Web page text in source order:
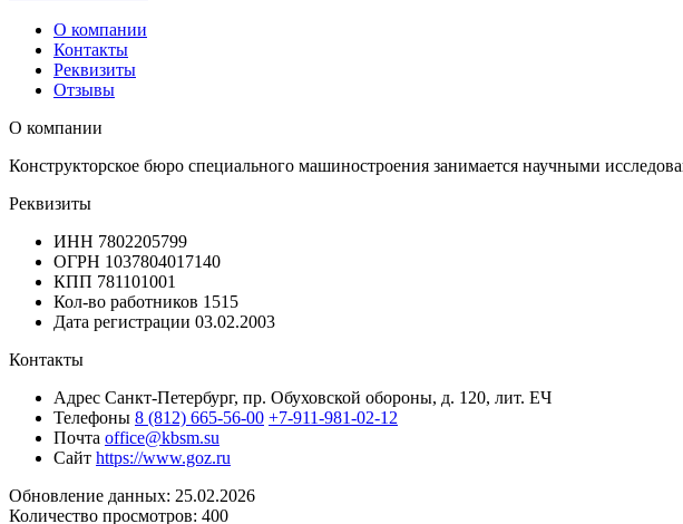
О компании
Контакты
Реквизиты
Отзывы
О компании
Конструкторское бюро специального машиностроения занимается научными
Реквизиты
ИНН 7802205799
ОГРН 1037804017140
КПП 781101001
Кол-во работников 1515
Дата регистрации 03.02.2003
Контакты
Адрес Санкт-Петербург, пр. Обуховской обороны, д. 120, лит. ЕЧ
Телефоны 8 (812) 665-56-00 +7-911-981-02-12
Почта office@kbsm.su
Сайт https://www.goz.ru
Обновление данных: 25.02.2026
Количество просмотров: 400